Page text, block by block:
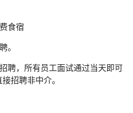
食宿
。
聘，所有员工面试通过当天即可
招聘非中介。